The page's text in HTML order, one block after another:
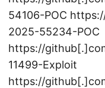
54106-POC
2025-55234-POC
https://
11499-Exploit
https://